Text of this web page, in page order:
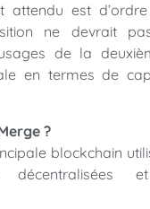
attendu est
ne devrait
de la
en termes de
?
blockchain
décentralisées